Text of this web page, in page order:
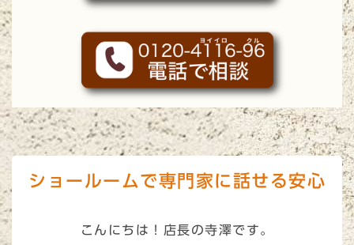
ショールームで専門家に話せる安心
こんにちは！店長の寺澤です。